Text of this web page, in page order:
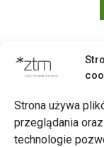
Strona używa
przeglądania
technologie